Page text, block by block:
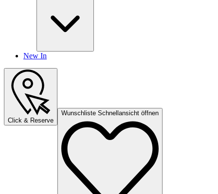
New In
Click & Reserve
Wunschliste Schnellansicht öffnen